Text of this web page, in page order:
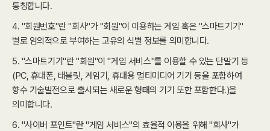
통칭합니다.
4. "회원번호"란 "회사"가 "회원"이 이용하는 게임 혹은 "스마트기기"
별로 임의적으로 부여하는 고유의 식별 정보를 의미합니다.
5. "스마트기기"란 "회원"이 "게임 서비스"를 이용할 수 있는 단말기 등
(PC, 휴대폰, 태블릿, 게임기, 휴대용 멀티미디어 기기 등을 포함하여
향수 기술발전으로 출시되는 새로운 형태의 기기 또한 포함한다.)을
의미합니다.
6. "사이버 포인트"란 "게임 서비스"의 효율적 이용을 위해 "회사"가